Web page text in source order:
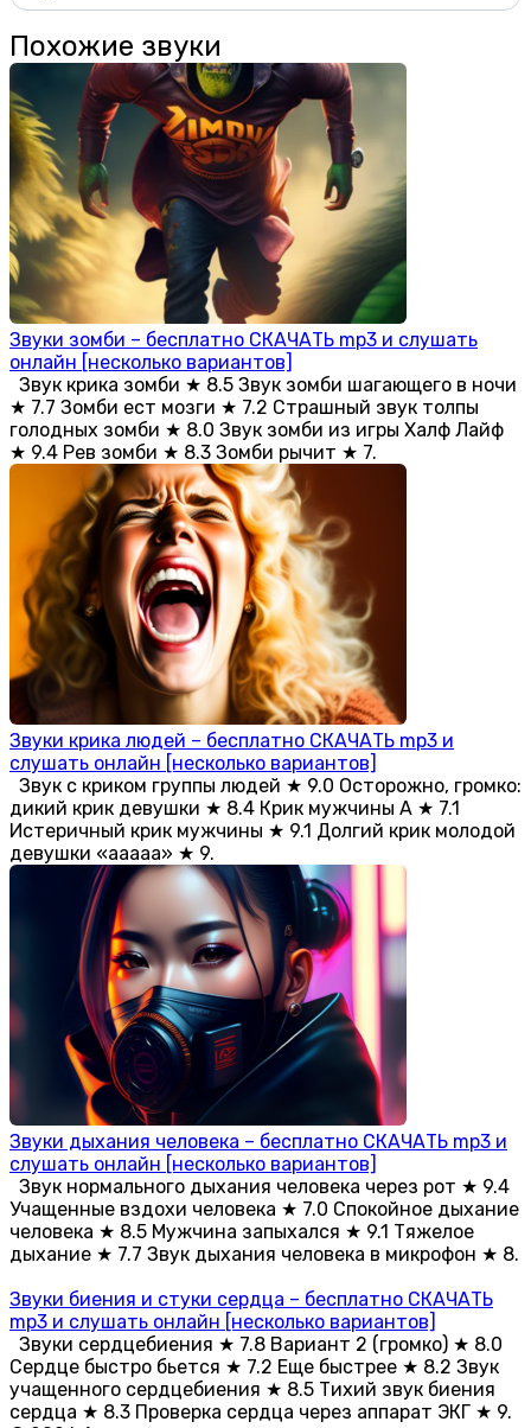
Похожие звуки
Звуки зомби – бесплатно СКАЧАТЬ mp3 и слушать
онлайн [несколько вариантов]
Звук крика зомби ★ 8.5 Звук зомби шагающего в ночи
★ 7.7 Зомби ест мозги ★ 7.2 Страшный звук толпы
голодных зомби ★ 8.0 Звук зомби из игры Халф Лайф
★ 9.4 Рев зомби ★ 8.3 Зомби рычит ★ 7.
Звуки крика людей – бесплатно СКАЧАТЬ mp3 и
слушать онлайн [несколько вариантов]
Звук с криком группы людей ★ 9.0 Осторожно, громко:
дикий крик девушки ★ 8.4 Крик мужчины А ★ 7.1
Истеричный крик мужчины ★ 9.1 Долгий крик молодой
девушки «ааааа» ★ 9.
Звуки дыхания человека – бесплатно СКАЧАТЬ mp3 и
слушать онлайн [несколько вариантов]
Звук нормального дыхания человека через рот ★ 9.4
Учащенные вздохи человека ★ 7.0 Спокойное дыхание
человека ★ 8.5 Мужчина запыхался ★ 9.1 Тяжелое
дыхание ★ 7.7 Звук дыхания человека в микрофон ★ 8.
Звуки биения и стуки сердца – бесплатно СКАЧАТЬ
mp3 и слушать онлайн [несколько вариантов]
Звуки сердцебиения ★ 7.8 Вариант 2 (громко) ★ 8.0
Сердце быстро бьется ★ 7.2 Еще быстрее ★ 8.2 Звук
учащенного сердцебиения ★ 8.5 Тихий звук биения
сердца ★ 8.3 Проверка сердца через аппарат ЭКГ ★ 9.